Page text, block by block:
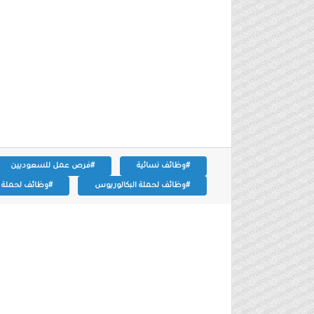
#وظائف نسائية #فرص عمل للسعوديين
#وظائف لحملة البكالوريوس #وظائف لحملة